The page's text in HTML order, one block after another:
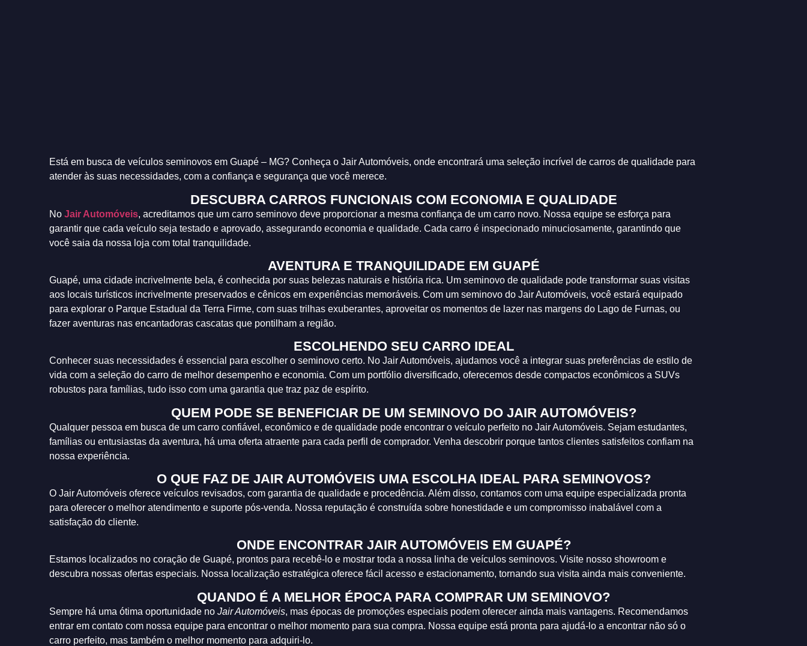
Está em busca de veículos seminovos em Guapé – MG? Conheça o Jair Automóveis, onde encontrará uma seleção incrível de carros de qualidade para
atender às suas necessidades, com a confiança e segurança que você merece.
DESCUBRA CARROS FUNCIONAIS COM ECONOMIA E QUALIDADE
No Jair Automóveis, acreditamos que um carro seminovo deve proporcionar a mesma confiança de um carro novo. Nossa equipe se esforça para
garantir que cada veículo seja testado e aprovado, assegurando economia e qualidade. Cada carro é inspecionado minuciosamente, garantindo que
você saia da nossa loja com total tranquilidade.
AVENTURA E TRANQUILIDADE EM GUAPÉ
Guapé, uma cidade incrivelmente bela, é conhecida por suas belezas naturais e história rica. Um seminovo de qualidade pode transformar suas visitas
aos locais turísticos incrivelmente preservados e cênicos em experiências memoráveis. Com um seminovo do Jair Automóveis, você estará equipado
para explorar o Parque Estadual da Terra Firme, com suas trilhas exuberantes, aproveitar os momentos de lazer nas margens do Lago de Furnas, ou
fazer aventuras nas encantadoras cascatas que pontilham a região.
ESCOLHENDO SEU CARRO IDEAL
Conhecer suas necessidades é essencial para escolher o seminovo certo. No Jair Automóveis, ajudamos você a integrar suas preferências de estilo de
vida com a seleção do carro de melhor desempenho e economia. Com um portfólio diversificado, oferecemos desde compactos econômicos a SUVs
robustos para famílias, tudo isso com uma garantia que traz paz de espírito.
QUEM PODE SE BENEFICIAR DE UM SEMINOVO DO JAIR AUTOMÓVEIS?
Qualquer pessoa em busca de um carro confiável, econômico e de qualidade pode encontrar o veículo perfeito no Jair Automóveis. Sejam estudantes,
famílias ou entusiastas da aventura, há uma oferta atraente para cada perfil de comprador. Venha descobrir porque tantos clientes satisfeitos confiam na
nossa experiência.
O QUE FAZ DE JAIR AUTOMÓVEIS UMA ESCOLHA IDEAL PARA SEMINOVOS?
O Jair Automóveis oferece veículos revisados, com garantia de qualidade e procedência. Além disso, contamos com uma equipe especializada pronta
para oferecer o melhor atendimento e suporte pós-venda. Nossa reputação é construída sobre honestidade e um compromisso inabalável com a
satisfação do cliente.
ONDE ENCONTRAR JAIR AUTOMÓVEIS EM GUAPÉ?
Estamos localizados no coração de Guapé, prontos para recebê-lo e mostrar toda a nossa linha de veículos seminovos. Visite nosso showroom e
descubra nossas ofertas especiais. Nossa localização estratégica oferece fácil acesso e estacionamento, tornando sua visita ainda mais conveniente.
QUANDO É A MELHOR ÉPOCA PARA COMPRAR UM SEMINOVO?
Sempre há uma ótima oportunidade no Jair Automóveis, mas épocas de promoções especiais podem oferecer ainda mais vantagens. Recomendamos
entrar em contato com nossa equipe para encontrar o melhor momento para sua compra. Nossa equipe está pronta para ajudá-lo a encontrar não só o
carro perfeito, mas também o melhor momento para adquiri-lo.